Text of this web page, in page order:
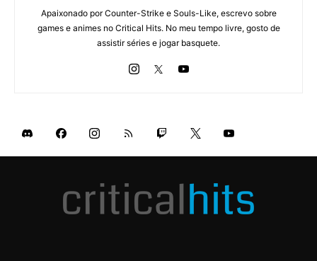
Apaixonado por Counter-Strike e Souls-Like, escrevo sobre
games e animes no Critical Hits. No meu tempo livre, gosto de
assistir séries e jogar basquete.